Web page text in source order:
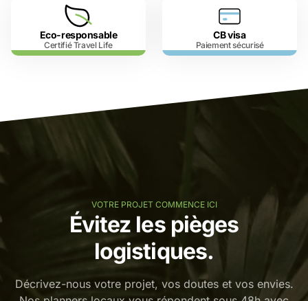
Eco-responsable
Certifié Travel Life
CB visa
Paiement sécurisé
VOTRE PROJET COMMENCE ICI
Évitez les pièges
logistiques.
Décrivez-nous votre projet, vos doutes et vos envies.